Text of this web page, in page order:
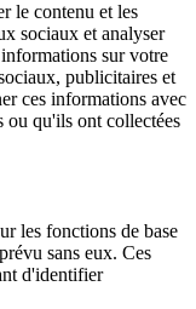
le contenu et les
sociaux et analyser
sur votre
publicitaires et
ces informations avec
ou qu'ils ont collectées
les fonctions de base
sans eux. Ces
d'identifier